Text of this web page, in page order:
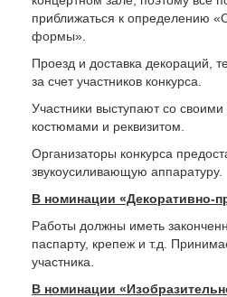
приближаться к определению
формы».
Проезд и доставка декораций,
за счет участников конкурса.
Участники выступают со своими
костюмами и реквизитом.
Организаторы конкурса
звукоусиливающую аппаратуру.
В номинации «Декоративно-
Работы должны иметь
паспарту, крепеж и т.д.
участника.
В номинации